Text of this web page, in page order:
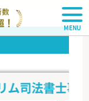
サーチ
法書士事務所